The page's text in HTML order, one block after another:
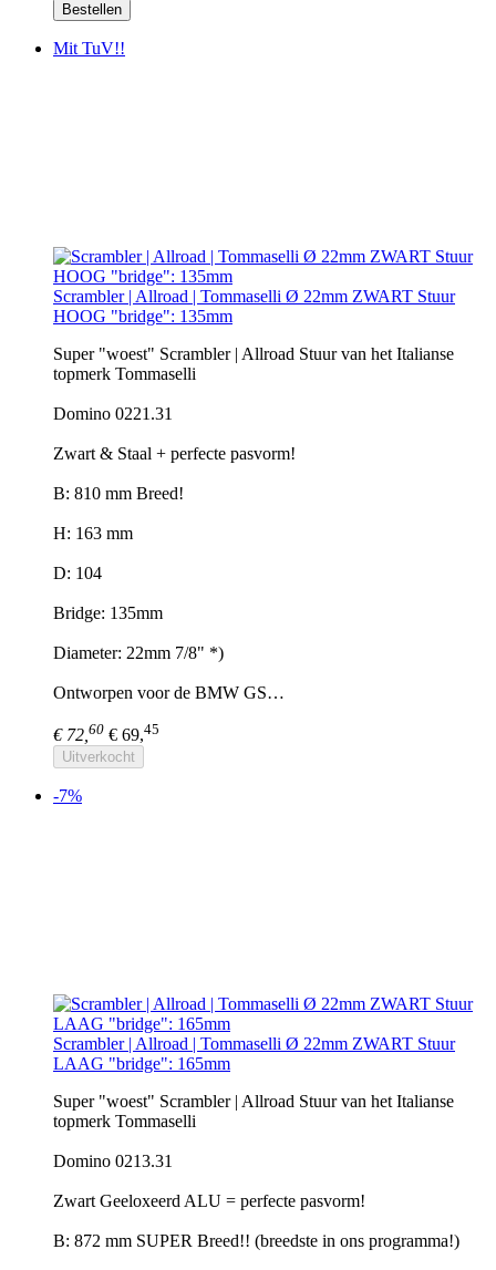
Bestellen
Mit TuV!!
Scrambler | Allroad | Tommaselli Ø 22mm ZWART Stuur
HOOG "bridge": 135mm
Super "woest" Scrambler | Allroad Stuur van het Italianse
topmerk Tommaselli
Domino 0221.31
Zwart & Staal + perfecte pasvorm!
B: 810 mm Breed!
H: 163 mm
D: 104
Bridge: 135mm
Diameter: 22mm 7/8" *)
Ontworpen voor de BMW GS…
€ 72,60 € 69,45
Uitverkocht
-7%
Scrambler | Allroad | Tommaselli Ø 22mm ZWART Stuur
LAAG "bridge": 165mm
Super "woest" Scrambler | Allroad Stuur van het Italianse
topmerk Tommaselli
Domino 0213.31
Zwart Geeloxeerd ALU = perfecte pasvorm!
B: 872 mm SUPER Breed!! (breedste in ons programma!)